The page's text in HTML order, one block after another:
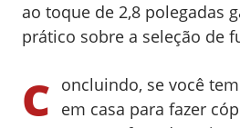
ao toque de 2,8 polegadas
prático sobre a seleção de
C oncluindo, se você
em casa para fazer